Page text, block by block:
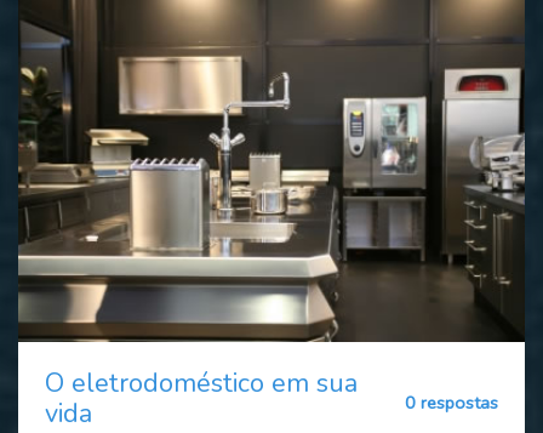
O eletrodoméstico em sua
vida
0 respostas